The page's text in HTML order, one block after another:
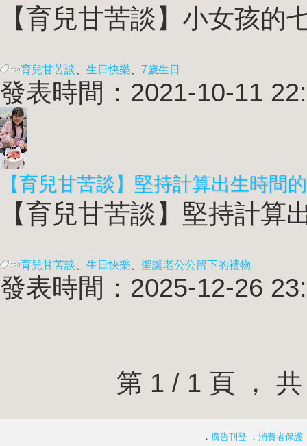
【育兒甘苦談】小女孩的
育兒甘苦談 生日快樂 7歲生日
發表時間：2021-10-11
【育兒甘苦談】堅持計算出生時間
【育兒甘苦談】堅持計算
育兒甘苦談 生日快樂 聖誕老公公留下的禮物
發表時間：2025-12-26
第 1 / 1 頁
． 廣告刊登 ． 消費者保護